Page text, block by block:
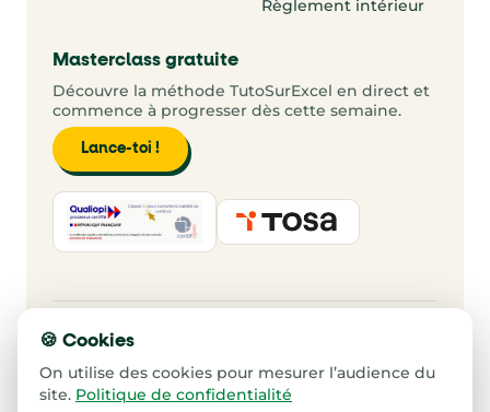
Règlement intérieur
Masterclass gratuite
Découvre la méthode TutoSurExcel en direct et
commence à progresser dès cette semaine.
Lance-toi !
DIGIFORM, 483 rue de l'Égalité, 59553 Cuincy
🍪 Cookies
On utilise des cookies pour mesurer l’audience du
site. Politique de confidentialité